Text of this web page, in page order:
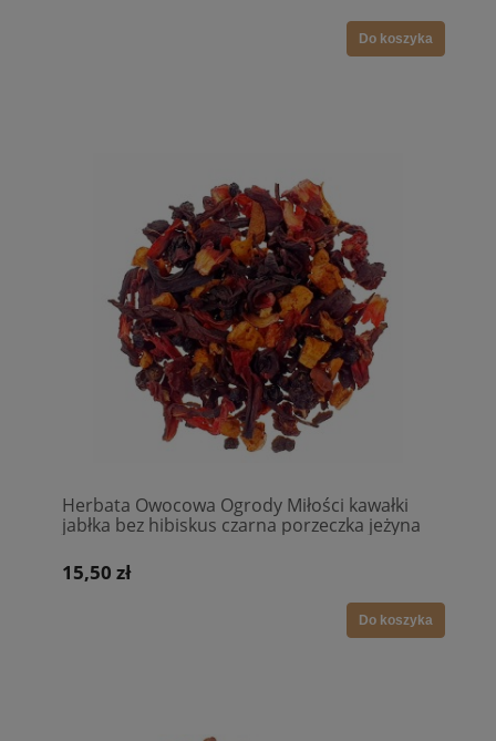
Do koszyka
Herbata Owocowa Ogrody Miłości kawałki
jabłka bez hibiskus czarna porzeczka jeżyna
15,50 zł
Do koszyka